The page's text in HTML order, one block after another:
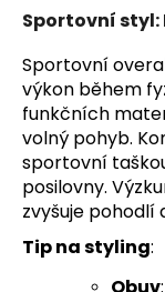
Sportovní
Sportovní
výkon během
funkčních
volný pohyb.
sportovní
posilovny.
zvyšuje pohodlí
Tip na styling:
Obuv